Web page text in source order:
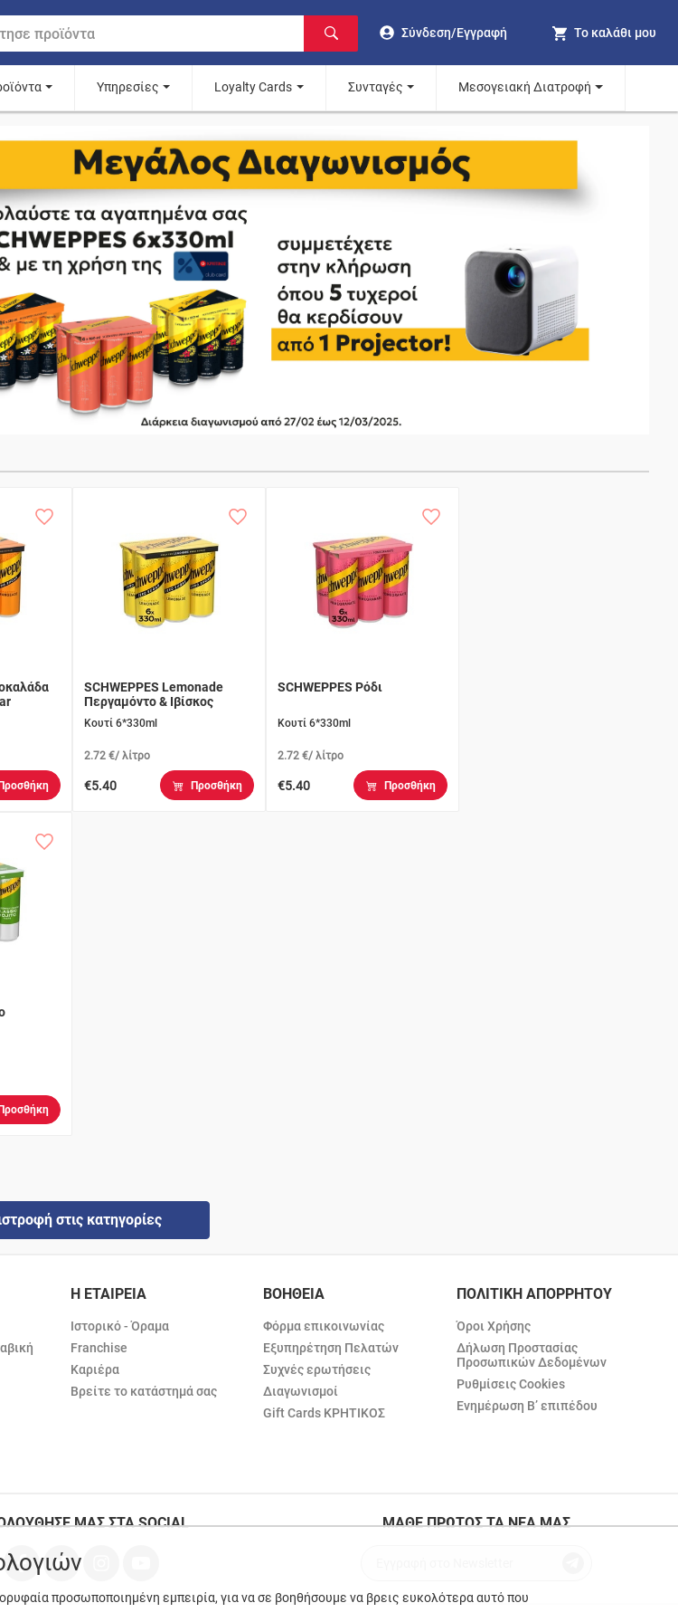
Σύνδεση/Εγγραφή Το καλάθι μου
Υπηρεσίες Loyalty Cards Συνταγές Μεσογειακή Διατροφή
SCHWEPPES Lemonade
Περγαμόντο & Ιβίσκος
Κουτί 6*330ml
2.72 €/ λίτρο
€5.40 Προσθήκη
SCHWEPPES Ρόδι
Κουτί 6*330ml
2.72 €/ λίτρο
€5.40 Προσθήκη
στις κατηγορίες
Η ΕΤΑΙΡΕΙΑ
Ιστορικό - Όραμα
Franchise
Καριέρα
Βρείτε το κατάστημά σας
ΒΟΗΘΕΙΑ
Φόρμα επικοινωνίας
Εξυπηρέτηση Πελατών
Συχνές ερωτήσεις
Διαγωνισμοί
Gift Cards ΚΡΗΤΙΚΟΣ
ΠΟΛΙΤΙΚΗ ΑΠΟΡΡΗΤΟΥ
Όροι Χρήσης
Δήλωση Προστασίας
Προσωπικών Δεδομένων
Ρυθμίσεις Cookies
Ενημέρωση Β’ επιπέδου
ΜΑΣ ΣΤΑ SOCIAL ΜΑΘΕ ΠΡΩΤΟΣ ΤΑ ΝΕΑ ΜΑΣ
προσωποποιημένη εμπειρία, για να σε βοηθήσουμε να βρεις ευκολότερα αυτό που